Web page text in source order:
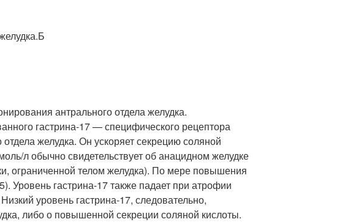
антрального отдела желудка.
гастрина-17 — специфического рецептора
отдела желудка. Он ускоряет секрецию соляной
л обычно свидетельствует об анацидном желудке
ограниченной телом желудка). По мере повышения
Уровень гастрина-17 также падает при атрофии
уровень гастрина-17, следовательно,
либо о повышенной секреции соляной кислоты.